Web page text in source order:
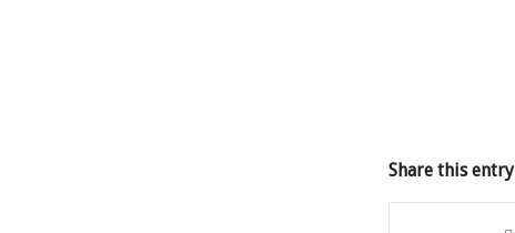
Share this entry